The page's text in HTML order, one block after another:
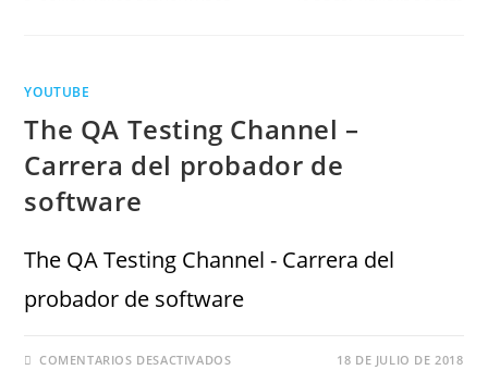
YOUTUBE
The QA Testing Channel –
Carrera del probador de
software
The QA Testing Channel - Carrera del
probador de software
COMENTARIOS DESACTIVADOS 18 DE JULIO DE 2018